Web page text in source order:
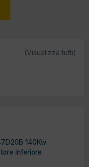
(Visualizza tutti)
140Kw
inferiore